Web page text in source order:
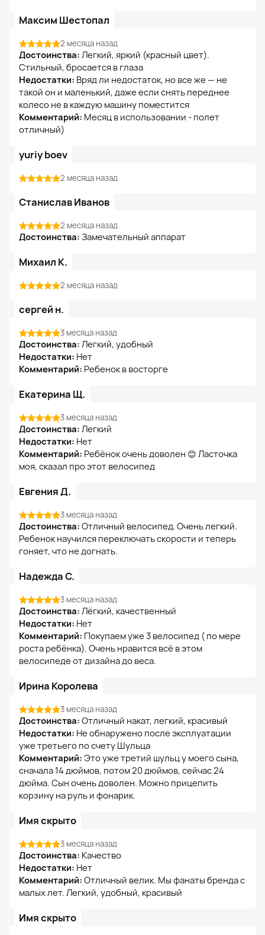
Максим Шестопал
2 месяца назад
Достоинства: Легкий, яркий (красный цвет).
Стильный, бросается в глаза
Недостатки: Вряд ли недостаток, но все же — не
такой он и маленький, даже если снять переднее
колесо не в каждую машину поместится
Комментарий: Месяц в использовании - полет
отличный)
yuriy boev
2 месяца назад
Станислав Иванов
2 месяца назад
Достоинства: Замечательный аппарат
Михаил К.
2 месяца назад
сергей н.
3 месяца назад
Достоинства: Легкий, удобный
Недостатки: Нет
Комментарий: Ребенок в восторге
Екатерина Щ.
3 месяца назад
Достоинства: Легкий
Недостатки: Нет
Комментарий: Ребёнок очень доволен 😊 Ласточка
моя, сказал про этот велосипед
Евгения Д.
3 месяца назад
Достоинства: Отличный велосипед. Очень легкий.
Ребенок научился переключать скорости и теперь
гоняет, что не догнать.
Надежда С.
3 месяца назад
Достоинства: Лёгкий, качественный
Недостатки: Нет
Комментарий: Покупаем уже 3 велосипед ( по мере
роста ребёнка). Очень нравится всё в этом
велосипеде от дизайна до веса.
Ирина Королева
3 месяца назад
Достоинства: Отличный накат, легкий, красивый
Недостатки: Не обнаружено после эксплуатации
уже третьего по счету Шульца
Комментарий: Это уже третий шульц у моего сына,
сначала 14 дюймов, потом 20 дюймов, сейчас 24
дюйма. Сын очень доволен. Можно прицепить
корзину на руль и фонарик.
Имя скрыто
3 месяца назад
Достоинства: Качество
Недостатки: Нет
Комментарий: Отличный велик. Мы фанаты бренда с
малых лет. Легкий, удобный, красивый
Имя скрыто